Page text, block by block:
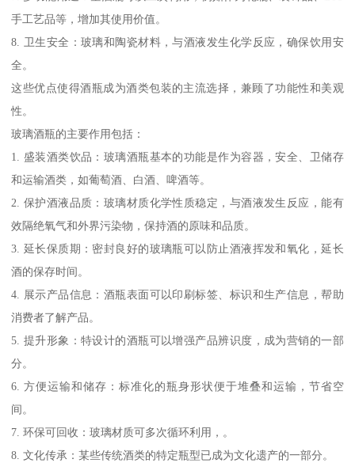
手工艺品等，增加其使用价值。
8. 卫生安全：玻璃和陶瓷材料，与酒液发生化学反应，确保饮用安
全。
这些优点使得酒瓶成为酒类包装的主流选择，兼顾了功能性和美观
性。
玻璃酒瓶的主要作用包括：
1. 盛装酒类饮品：玻璃酒瓶基本的功能是作为容器，安全、卫储存
和运输酒类，如葡萄酒、白酒、啤酒等。
2. 保护酒液品质：玻璃材质化学性质稳定，与酒液发生反应，能有
效隔绝氧气和外界污染物，保持酒的原味和品质。
3. 延长保质期：密封良好的玻璃瓶可以防止酒液挥发和氧化，延长
酒的保存时间。
4. 展示产品信息：酒瓶表面可以印刷标签、标识和生产信息，帮助
消费者了解产品。
5. 提升形象：特设计的酒瓶可以增强产品辨识度，成为营销的一部
分。
6. 方便运输和储存：标准化的瓶身形状便于堆叠和运输，节省空
间。
7. 环保可回收：玻璃材质可多次循环利用，。
8. 文化传承：某些传统酒类的特定瓶型已成为文化遗产的一部分。